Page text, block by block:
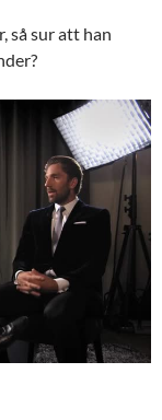
så sur att han